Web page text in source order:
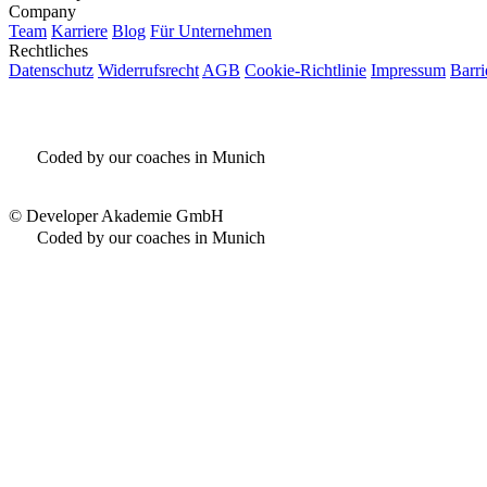
Company
Team Karriere Blog Für Unternehmen
Rechtliches
Datenschutz Widerrufsrecht AGB Cookie-Richtlinie Impressum
Coded by our coaches in Munich
© Developer Akademie GmbH
Coded by our coaches in Munich